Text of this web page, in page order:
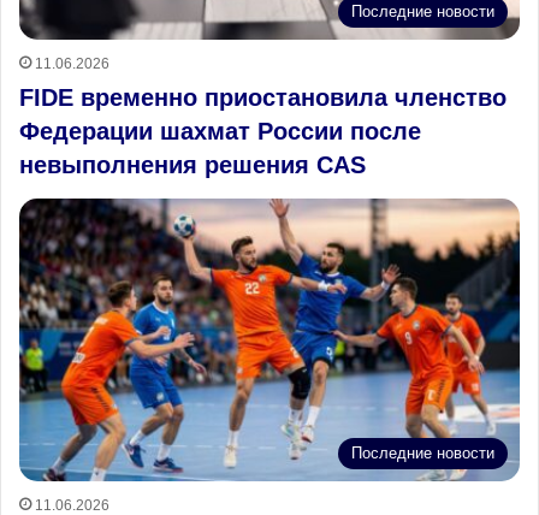
Последние новости
11.06.2026
FIDE временно приостановила членство
Федерации шахмат России после
невыполнения решения CAS
Последние новости
11.06.2026